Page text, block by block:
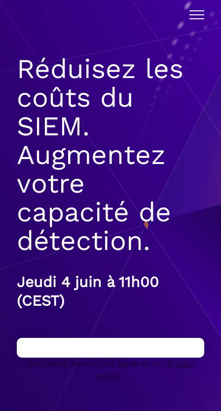
Réduisez les
coûts du
SIEM.
Augmentez
votre
capacité de
détection.
Jeudi 4 juin à 11h00
(CEST)
By clicking submit, you agree to our Privacy
Policy.